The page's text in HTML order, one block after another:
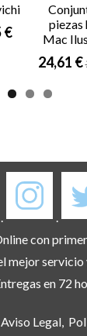
€
piezas
Mac
24,61 €
.
.
con
mejor servicio
en 72
Aviso Legal